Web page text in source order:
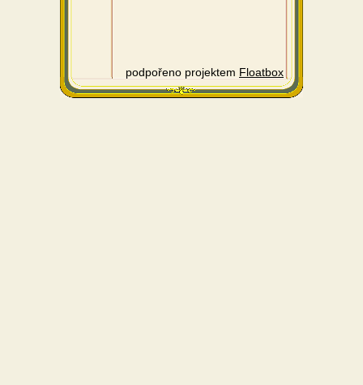
podpořeno projektem Floatbox